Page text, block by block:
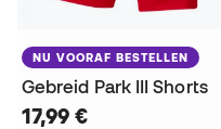
NU VOORAF BESTELLEN
Gebreid Park III Shorts
17,99 €